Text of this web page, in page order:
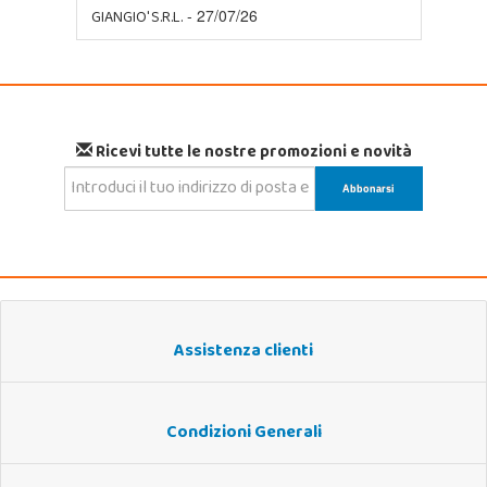
GIANGIO' S.R.L.- 27/07/26
Ricevi tutte le nostre promozioni e novità
Assistenza clienti
Condizioni Generali